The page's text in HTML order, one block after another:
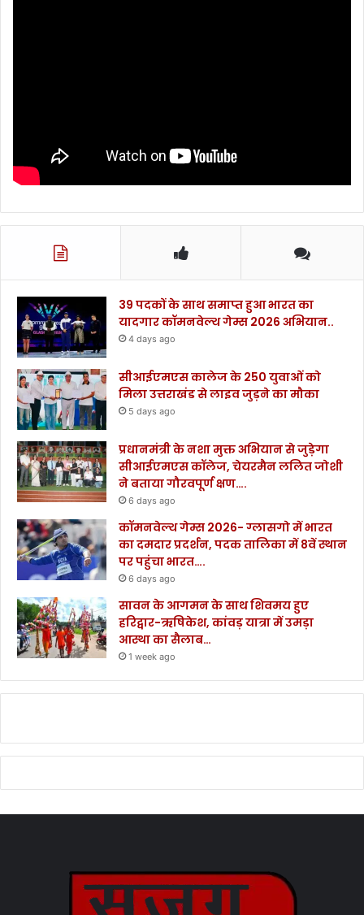
39 पदकों के साथ समाप्त हुआ भारत का
यादगार कॉमनवेल्थ गेम्स 2026 अभियान..
4 days ago
सीआईएमएस कालेज के 250 युवाओं को
मिला उत्तराखंड से लाइव जुड़ने का मौका
5 days ago
प्रधानमंत्री के नशा मुक्त अभियान से जुड़ेगा
सीआईएमएस कॉलेज, चेयरमैन ललित जोशी
ने बताया गौरवपूर्ण क्षण….
6 days ago
कॉमनवेल्थ गेम्स 2026- ग्लासगो में भारत
का दमदार प्रदर्शन, पदक तालिका में 8वें स्थान
पर पहुंचा भारत….
6 days ago
सावन के आगमन के साथ शिवमय हुए
हरिद्वार-ऋषिकेश, कांवड़ यात्रा में उमड़ा
आस्था का सैलाब…
1 week ago